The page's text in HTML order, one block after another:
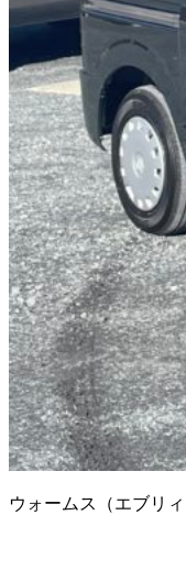
ウォームス（エブリィ